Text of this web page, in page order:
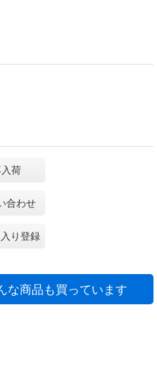
荷
合わせ
り登録
な商品も買っています